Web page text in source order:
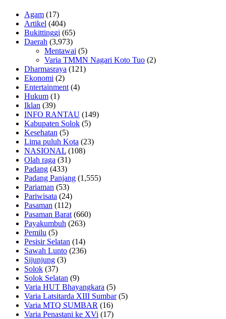
Agam (17)
Artikel (404)
Bukittinggi (65)
Daerah (3,973)
Mentawai (5)
Varia TMMN Nagari Koto Tuo (2)
Dharmasraya (121)
Ekonomi (2)
Entertainment (4)
Hukum (1)
Iklan (39)
INFO RANTAU (149)
Kabupaten Solok (5)
Kesehatan (5)
Lima puluh Kota (23)
NASIONAL (108)
Olah raga (31)
Padang (433)
Padang Panjang (1,555)
Pariaman (53)
Pariwisata (24)
Pasaman (112)
Pasaman Barat (660)
Payakumbuh (263)
Pemilu (5)
Pesisir Selatan (14)
Sawah Lunto (236)
Sijunjung (3)
Solok (37)
Solok Selatan (9)
Varia HUT Bhayangkara (5)
Varia Latsitarda XIII Sumbar(5)
Varia MTQ SUMBAR (16)
Varia Penastani ke XVi (17)